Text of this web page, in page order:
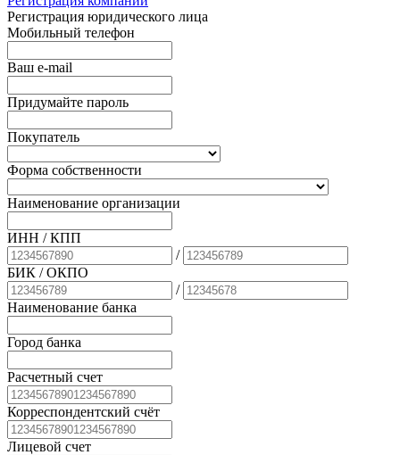
Регистрация юридического лица
Мобильный телефон
Ваш e-mail
Придумайте пароль
Покупатель
Форма собственности
Наименование организации
ИНН / КПП
/
БИК / ОКПО
/
Наименование банка
Город банка
Расчетный счет
Корреспондентский счёт
Лицевой счет